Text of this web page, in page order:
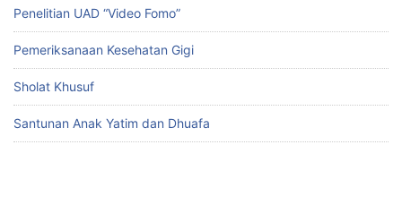
Penelitian UAD “Video Fomo”
Pemeriksanaan Kesehatan Gigi
Sholat Khusuf
Santunan Anak Yatim dan Dhuafa